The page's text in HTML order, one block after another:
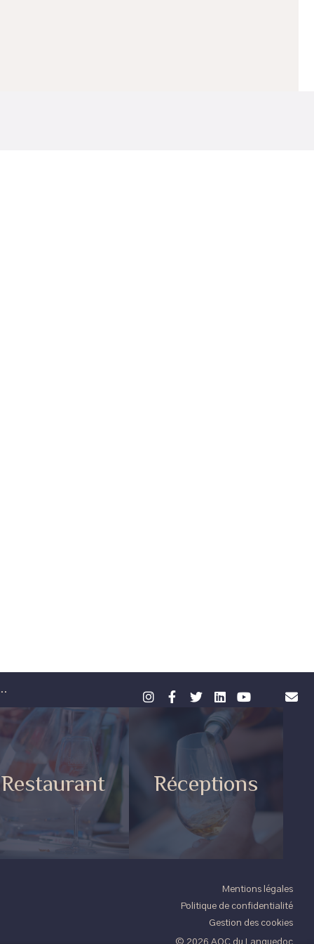
Restaurant Réceptions
Mentions légales
Politique de confidentialité
Gestion des cookies
© 2026 AOC du Languedoc